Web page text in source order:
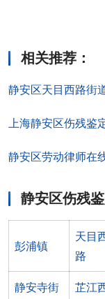
相关推荐 ：
静安区天目西路街
上海静安区伤残鉴
静安区劳动律师在
静安区伤残
彭浦镇
天目
路
静安寺街
芷江